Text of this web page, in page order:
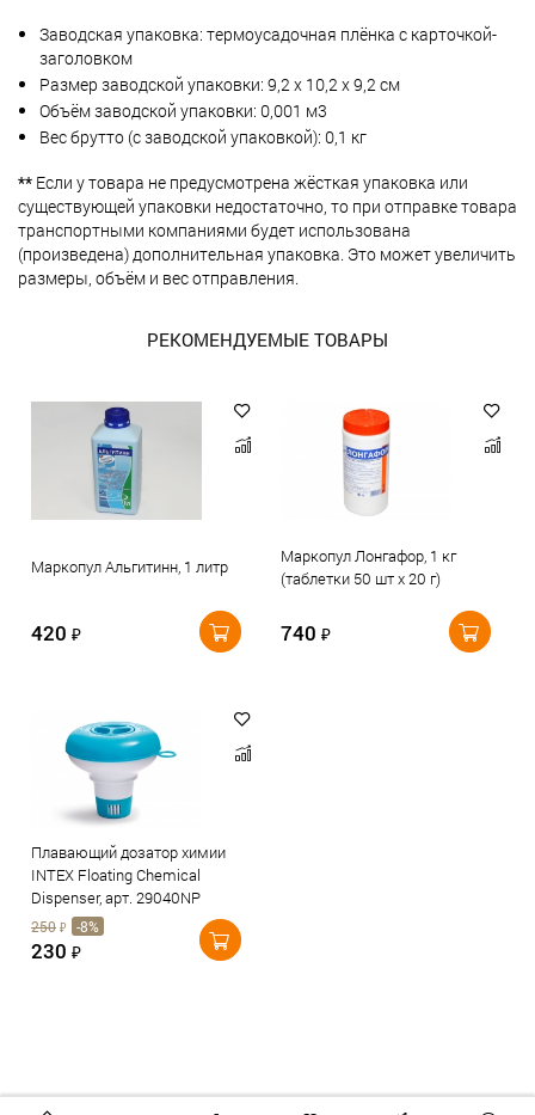
Заводская упаковка: термоусадочная плёнка с карточкой-
заголовком
Размер заводской упаковки: 9,2 х 10,2 х 9,2 см
Объём заводской упаковки: 0,001 м3
Вес брутто (с заводской упаковкой): 0,1 кг
** Если у товара не предусмотрена жёсткая упаковка или
существующей упаковки недостаточно, то при отправке товара
транспортными компаниями будет использована
(произведена) дополнительная упаковка. Это может увеличить
размеры, объём и вес отправления.
РЕКОМЕНДУЕМЫЕ ТОВАРЫ
Маркопул Альгитинн, 1 литр
420 ₽
Маркопул Лонгафор, 1 кг
(таблетки 50 шт х 20 г)
740 ₽
Плавающий дозатор химии
INTEX Floating Chemical
Dispenser, арт. 29040NP
250 ₽ -8%
230 ₽